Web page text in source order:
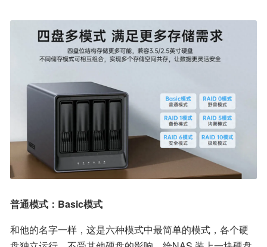
普通模式：Basic模式
和他的名字一样，这是六种模式中最简单的模式，各个硬